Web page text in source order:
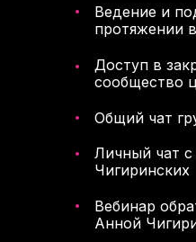
Доступ в
сообщество
Личный чат
Чигиринских
Ведение и
протяжении
Общий чат
Вебинар
Анной